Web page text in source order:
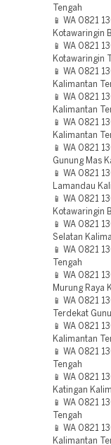
Tengah
📱 WA 0821
Kotawaringin
📱 WA 0821
Kotawaringin
📱 WA 0821
Kalimantan
📱 WA 0821
Kalimantan
📱 WA 0821
Kalimantan
📱 WA 0821
Gunung Mas
📱 WA 0821
Lamandau
📱 WA 0821
Kotawaringin
📱 WA 0821
Selatan
📱 WA 0821
Tengah
📱 WA 0821
Murung Raya
📱 WA 0821
Terdekat
📱 WA 0821
Kalimantan
📱 WA 0821
Tengah
📱 WA 0821
Katingan
📱 WA 0821
Tengah
📱 WA 0821
Kalimantan